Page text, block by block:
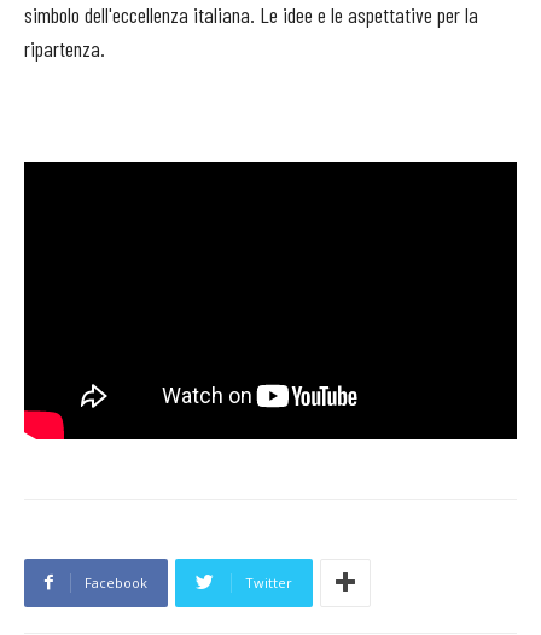
simbolo dell'eccellenza italiana. Le idee e le aspettative per la
ripartenza.
Facebook Twitter